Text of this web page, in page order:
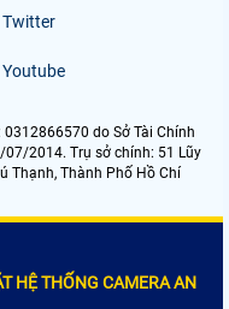
Twitter
Youtube
do Sở Tài Chính
07/2014. Trụ sở chính: 51 Lũy
Thạnh, Thành Phố Hồ Chí
HỆ THỐNG CAMERA AN